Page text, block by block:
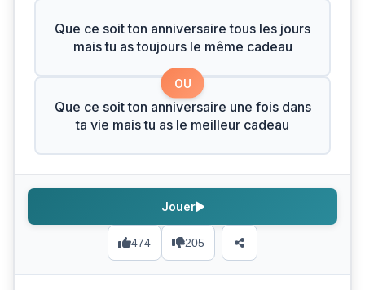
Que ce soit ton anniversaire tous les jours
mais tu as toujours le même cadeau
OU
Que ce soit ton anniversaire une fois dans
ta vie mais tu as le meilleur cadeau
474 205
Jouer